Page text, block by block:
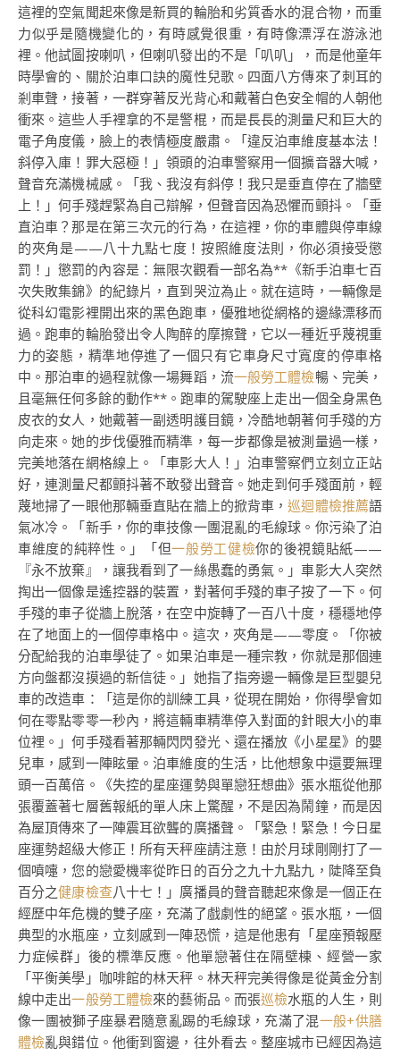
這裡的空氣聞起來像是新買的輪胎和劣質香水的混合物，而重
力似乎是隨機變化的，有時感覺很重，有時像漂浮在游泳池
裡。他試圖按喇叭，但喇叭發出的不是「叭叭」，而是他童年
時學會的、關於泊車口訣的魔性兒歌。四面八方傳來了刺耳的
剎車聲，接著，一群穿著反光背心和戴著白色安全帽的人朝他
衝來。這些人手裡拿的不是警棍，而是長長的測量尺和巨大的
電子角度儀，臉上的表情極度嚴肅。「違反泊車維度基本法！
斜停入庫！罪大惡極！」領頭的泊車警察用一個擴音器大喊，
聲音充滿機械感。「我、我沒有斜停！我只是垂直停在了牆壁
上！」何手殘趕緊為自己辯解，但聲音因為恐懼而顫抖。「垂
直泊車？那是在第三次元的行為，在這裡，你的車體與停車線
的夾角是——八十九點七度！按照維度法則，你必須接受懲
罰！」懲罰的內容是：無限次觀看一部名為**《新手泊車七百
次失敗集錦》的紀錄片，直到哭泣為止。就在這時，一輛像是
從科幻電影裡開出來的黑色跑車，優雅地從網格的邊緣漂移而
過。跑車的輪胎發出令人陶醉的摩擦聲，它以一種近乎蔑視重
力的姿態，精準地停進了一個只有它車身尺寸寬度的停車格
中。那泊車的過程就像一場舞蹈，流一般勞工體檢暢、完美，
且毫無任何多餘的動作**。跑車的駕駛座上走出一個全身黑色
皮衣的女人，她戴著一副透明護目鏡，冷酷地朝著何手殘的方
向走來。她的步伐優雅而精準，每一步都像是被測量過一樣，
完美地落在網格線上。「車影大人！」泊車警察們立刻立正站
好，連測量尺都顫抖著不敢發出聲音。她走到何手殘面前，輕
蔑地掃了一眼他那輛垂直貼在牆上的掀背車，巡迴體檢推薦語
氣冰冷。「新手，你的車技像一團混亂的毛線球。你污染了泊
車維度的純粹性。」「但一般勞工健檢你的後視鏡貼紙——
『永不放棄』，讓我看到了一絲愚蠢的勇氣。」車影大人突然
掏出一個像是遙控器的裝置，對著何手殘的車子按了一下。何
手殘的車子從牆上脫落，在空中旋轉了一百八十度，穩穩地停
在了地面上的一個停車格中。這次，夾角是——零度。「你被
分配給我的泊車學徒了。如果泊車是一種宗教，你就是那個連
方向盤都沒摸過的新信徒。」她指了指旁邊一輛像是巨型嬰兒
車的改造車：「這是你的訓練工具，從現在開始，你得學會如
何在零點零零一秒內，將這輛車精準停入對面的針眼大小的車
位裡。」何手殘看著那輛閃閃發光、還在播放《小星星》的嬰
兒車，感到一陣眩暈。泊車維度的生活，比他想象中還要無理
頭一百萬倍。《失控的星座運勢與單戀狂想曲》張水瓶從他那
張覆蓋著七層舊報紙的單人床上驚醒，不是因為鬧鐘，而是因
為屋頂傳來了一陣震耳欲聾的廣播聲。「緊急！緊急！今日星
座運勢超級大修正！所有天秤座請注意！由於月球剛剛打了一
個噴嚏，您的戀愛機率從昨日的百分之九十九點九，陡降至負
百分之健康檢查八十七！」廣播員的聲音聽起來像是一個正在
經歷中年危機的雙子座，充滿了戲劇性的絕望。張水瓶，一個
典型的水瓶座，立刻感到一陣恐慌，這是他患有「星座預報壓
力症候群」後的標準反應。他單戀著住在隔壁棟、經營一家
「平衡美學」咖啡館的林天秤。林天秤完美得像是從黃金分割
線中走出一般勞工體檢來的藝術品。而張巡檢水瓶的人生，則
像一團被獅子座暴君隨意亂踢的毛線球，充滿了混一般+供膳
體檢亂與錯位。他衝到窗邊，往外看去。整座城市已經因為這